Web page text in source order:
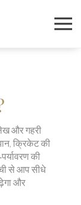
और गहरी
क्रिकेट की
की
से आप सीधे
और